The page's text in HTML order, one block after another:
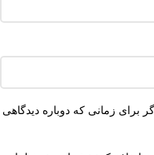
برای زمانی که دوباره دیدگاهی